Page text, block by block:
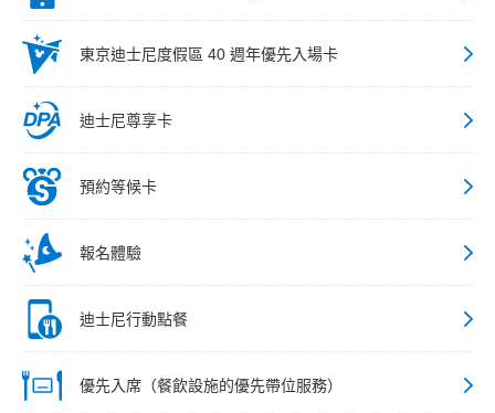
東京迪士尼度假區 40 週年優先入場卡
迪士尼尊享卡
預約等候卡
報名體驗
迪士尼行動點餐
優先入席（餐飲設施的優先帶位服務）